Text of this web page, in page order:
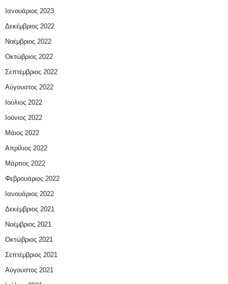
Ιανουάριος 2023
Δεκέμβριος 2022
Νοέμβριος 2022
Οκτώβριος 2022
Σεπτέμβριος 2022
Αύγουστος 2022
Ιούλιος 2022
Ιούνιος 2022
Μάιος 2022
Απρίλιος 2022
Μάρτιος 2022
Φεβρουάριος 2022
Ιανουάριος 2022
Δεκέμβριος 2021
Νοέμβριος 2021
Οκτώβριος 2021
Σεπτέμβριος 2021
Αύγουστος 2021